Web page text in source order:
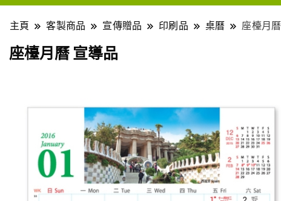
主頁 客製商品 宣傳贈品 印刷品 桌曆 座檯月
座檯月曆 宣導品